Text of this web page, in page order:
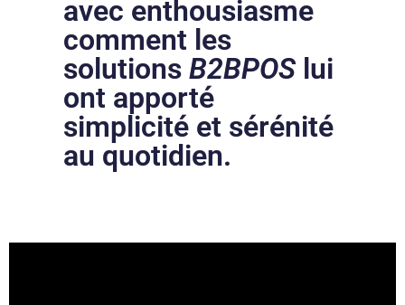
avec enthousiasme
comment les
solutions B2BPOS lui
ont apporté
simplicité et sérénité
au quotidien.